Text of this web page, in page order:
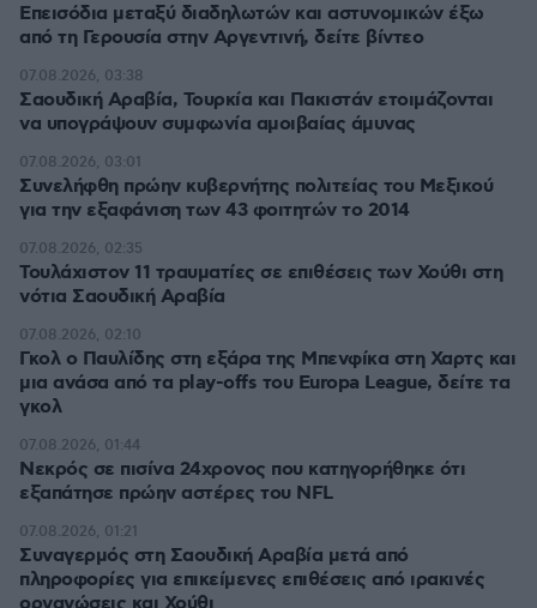
Επεισόδια μεταξύ διαδηλωτών και αστυνομικών έξω
από τη Γερουσία στην Αργεντινή, δείτε βίντεο
Σαουδική Αραβία, Τουρκία και Πακιστάν ετοιμάζονται
να υπογράψουν συμφωνία αμοιβαίας άμυνας
07.08.2026, 03:38
Συνελήφθη πρώην κυβερνήτης πολιτείας του Μεξικού
για την εξαφάνιση των 43 φοιτητών το 2014
07.08.2026, 03:01
Τουλάχιστον 11 τραυματίες σε επιθέσεις των Χούθι στη
νότια Σαουδική Αραβία
07.08.2026, 02:35
Γκολ ο Παυλίδης στη εξάρα της Μπενφίκα στη Χαρτς και
μια ανάσα από τα play-offs του Europa League, δείτε τα
γκολ
07.08.2026, 02:10
Νεκρός σε πισίνα 24χρονος που κατηγορήθηκε ότι
εξαπάτησε πρώην αστέρες του NFL
07.08.2026, 01:44
Συναγερμός στη Σαουδική Αραβία μετά από
πληροφορίες για επικείμενες επιθέσεις από ιρακινές
07.08.2026, 01:21